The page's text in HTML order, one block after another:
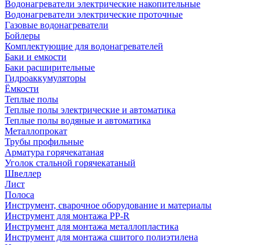
Водонагреватели электрические накопительные
Водонагреватели электрические проточные
Газовые водонагреватели
Бойлеры
Комплектующие для водонагревателей
Баки и емкости
Баки расширительные
Гидроаккумуляторы
Ёмкости
Теплые полы
Теплые полы электрические и автоматика
Теплые полы водяные и автоматика
Металлопрокат
Трубы профильные
Арматура горячекатаная
Уголок стальной горячекатаный
Швеллер
Лист
Полоса
Инструмент, сварочное оборудование и материалы
Инструмент для монтажа PP-R
Инструмент для монтажа металлопластика
Инструмент для монтажа сшитого полиэтилена